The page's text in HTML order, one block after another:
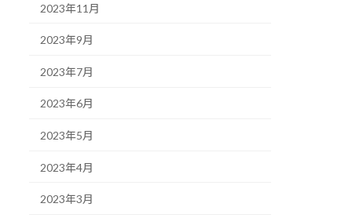
2023年11月
2023年9月
2023年7月
2023年6月
2023年5月
2023年4月
2023年3月